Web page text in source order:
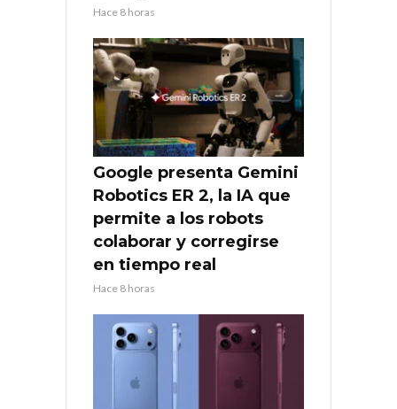
Hace 8 horas
Google presenta Gemini
Robotics ER 2, la IA que
permite a los robots
colaborar y corregirse
en tiempo real
Hace 8 horas